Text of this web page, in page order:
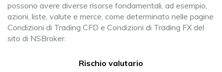
possono avere diverse risorse fondamentali, ad esempio,
azioni, liste, valute e merce, come determinato nelle pagine
Condizioni di Trading CFD e Condizioni di Trading FX del
sito di NSBroker.
Rischio valutario